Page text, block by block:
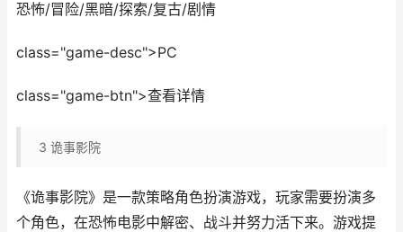
恐怖/冒险/黑暗/探索/复古/剧情
class="game-desc">PC
class="game-btn">查看详情
3 诡事影院
《诡事影院》是一款策略角色扮演游戏，玩家需要扮演多
个角色，在恐怖电影中解密、战斗并努力活下来。游戏提